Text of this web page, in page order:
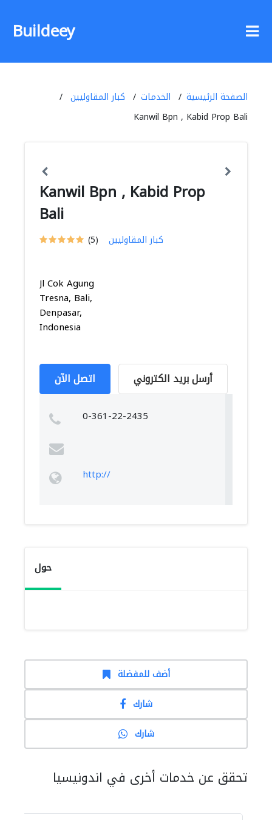
Buildeey
الصفحة الرئيسية الخدمات
كبار المقاوليين
Kanwil Bpn , Kabid Prop Bali
Kanwil Bpn , Kabid Prop
Bali
(5) كبار المقاوليين
Jl Cok Agung
Tresna, Bali,
Denpasar,
Indonesia
اتصل الآن أرسل بريد الكتروني
0-361-22-2435
http://
حول
أضف للمفضلة
شارك
شارك
تحقق عن خدمات أخرى في اندونيسيا